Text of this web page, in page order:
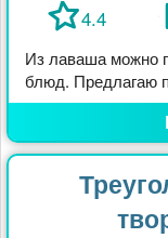
4.4
Из лаваша можно
блюд. Предлагаю